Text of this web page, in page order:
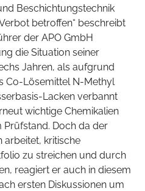
Beschichtungstechnik
betroffen“ beschreibt
der APO GmbH
die Situation seiner
Jahren, als aufgrund
Co-Lösemittel N-Methyl
Lacken verbannt
wichtige Chemikalien
Doch da der
arbeitet, kritische
zu streichen und durch
reagiert er auch in diesem
ersten Diskussionen um